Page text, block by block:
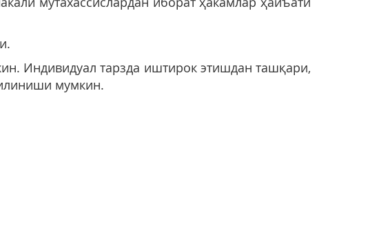
Индивидуал тарзда иштирок этишдан ташқари,
мумкин.